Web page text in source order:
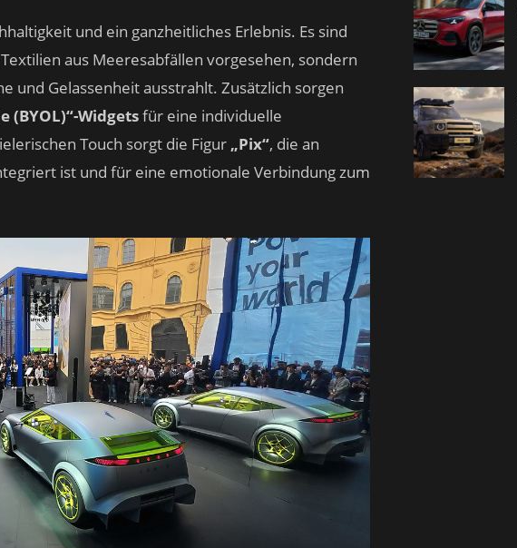
und ein ganzheitliches Erlebnis. Es sind
aus Meeresabfällen vorgesehen, sondern
und Gelassenheit ausstrahlt. Zusätzlich sorgen
(BYOL)“-Widgetsfür eine individuelle
Touch sorgt die Figur „Pix“, die an
ist und für eine emotionale Verbindung zum